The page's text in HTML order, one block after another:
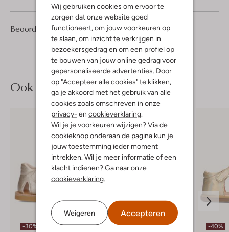
Wij gebruiken cookies om ervoor te
zorgen dat onze website goed
functioneert, om jouw voorkeuren op
te slaan, om inzicht te verkrijgen in
bezoekersgedrag en om een profiel op
te bouwen van jouw online gedrag voor
gepersonaliseerde advertenties. Door
op "Accepteer alle cookies" te klikken,
ga je akkoord met het gebruik van alle
cookies zoals omschreven in onze
privacy- en cookieverklaring.
Wil je je voorkeuren wijzigen? Via de
cookieknop onderaan de pagina kun je
jouw toestemming ieder moment
intrekken. Wil je meer informatie of een
klacht indienen? Ga naar onze
cookieverklaring.
Weigeren Accepteren
Beoordelingen (1) 4/5
1
4
Sterren
Ook iets voor jou?
-30% -40% -40%